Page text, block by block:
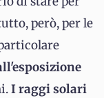
però, per le
I raggi solari